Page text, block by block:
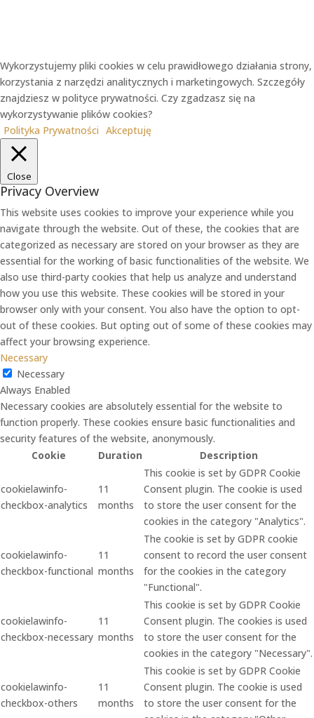
Wykorzystujemy pliki cookies w celu prawidłowego działania strony,
korzystania z narzędzi analitycznych i marketingowych. Szczegóły
znajdziesz w polityce prywatności. Czy zgadzasz się na
wykorzystywanie plików cookies?
Polityka Prywatności Akceptuję
Close
Privacy Overview
This website uses cookies to improve your experience while you
navigate through the website. Out of these, the cookies that are
categorized as necessary are stored on your browser as they are
essential for the working of basic functionalities of the website. We
also use third-party cookies that help us analyze and understand
how you use this website. These cookies will be stored in your
browser only with your consent. You also have the option to opt-
out of these cookies. But opting out of some of these cookies may
affect your browsing experience.
Necessary
Necessary
Always Enabled
Necessary cookies are absolutely essential for the website to
function properly. These cookies ensure basic functionalities and
security features of the website, anonymously.
Cookie
Duration Description
cookielawinfo-
checkbox-analytics
11
months
This cookie is set by GDPR Cookie
Consent plugin. The cookie is used
to store the user consent for the
cookies in the category "Analytics".
cookielawinfo-
checkbox-functional
11
months
The cookie is set by GDPR cookie
consent to record the user consent
for the cookies in the category
"Functional".
cookielawinfo-
checkbox-necessary
11
months
This cookie is set by GDPR Cookie
Consent plugin. The cookies is used
to store the user consent for the
cookies in the category "Necessary".
cookielawinfo-
checkbox-others
11
months
This cookie is set by GDPR Cookie
Consent plugin. The cookie is used
to store the user consent for the